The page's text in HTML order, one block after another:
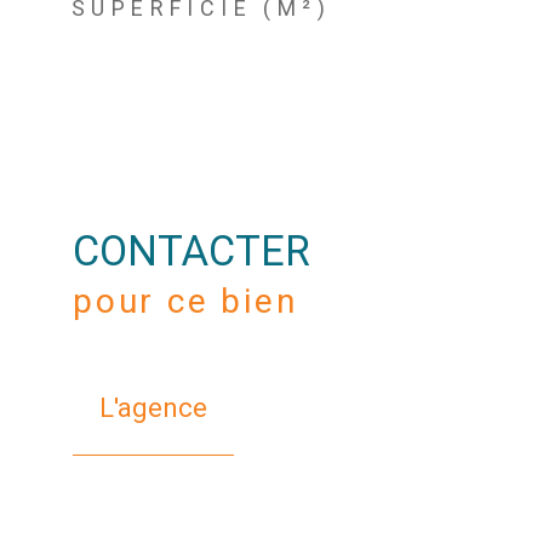
SUPERFICIE (M²)
CONTACTER
pour ce bien
L'agence